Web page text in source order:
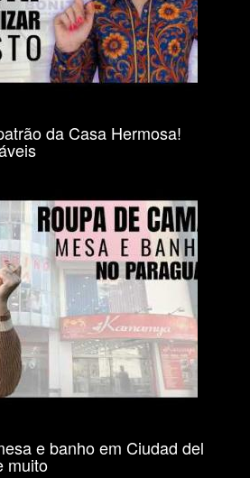
da Casa Hermosa!
e banho em Ciudad del
muito